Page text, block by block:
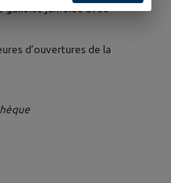
galloise jumelée avec
d’ouvertures de la